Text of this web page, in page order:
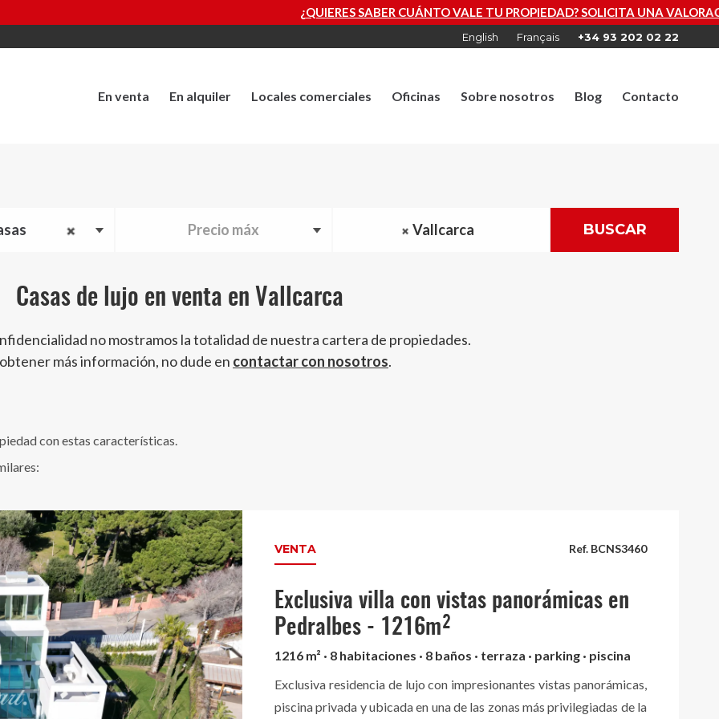
¿QUIERES SABER CUÁNTO VALE TU PROPIEDAD? SOLICITA UNA VALORACIÓN GRATUITA AHORA
English Français +34 93 202 02 22
En venta En alquiler Locales comerciales Oficinas Sobre nosotros Blog Contacto
Precio máx Vallcarca BUSCAR
Casas de lujo en venta en Vallcarca
no mostramos la totalidad de nuestra cartera de propiedades.
más información, no dude en contactar con nosotros.
con estas características.
Ref. BCNS3460
VENTA
Exclusiva villa con vistas panorámicas en
Pedralbes - 1216m²
1216 m² · 8 habitaciones · 8 baños · terraza · parking · piscina
Exclusiva residencia de lujo con impresionantes vistas panorámicas,
piscina privada y ubicada en una de las zonas más privilegiadas de la